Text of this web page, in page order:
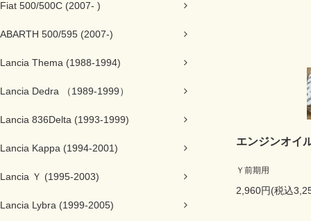
Fiat 500/500C (2007- )
ABARTH 500/595 (2007-)
Lancia Thema (1988-1994)
Lancia Dedra （1989-1999）
Lancia 836Delta (1993-1999)
Lancia Kappa (1994-2001)
Lancia Ｙ (1995-2003)
Lancia Lybra (1999-2005)
エンジンオイ
Ｙ前期用
2,960円(税込